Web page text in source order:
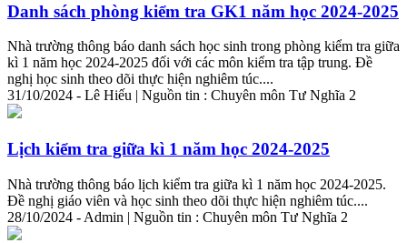
Danh sách phòng kiểm tra GK1 năm học 2024-2025
Nhà trường thông báo danh sách học sinh trong phòng kiểm tra giữa
kì 1 năm học 2024-2025 đối với các môn kiểm tra tập trung. Đề
nghị học sinh theo dõi thực hiện nghiêm túc....
31/10/2024 - Lê Hiếu | Nguồn tin : Chuyên môn Tư Nghĩa 2
Lịch kiểm tra giữa kì 1 năm học 2024-2025
Nhà trường thông báo lịch kiểm tra giữa kì 1 năm học 2024-2025.
Đề nghị giáo viên và học sinh theo dõi thực hiện nghiêm túc....
28/10/2024 - Admin | Nguồn tin : Chuyên môn Tư Nghĩa 2